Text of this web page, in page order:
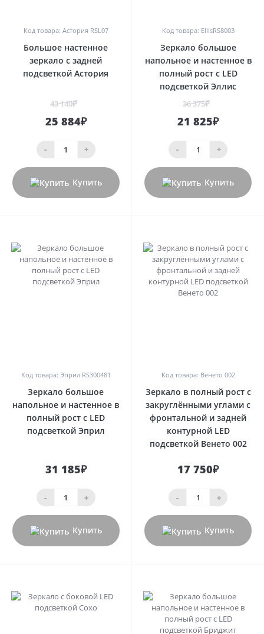
Код товара: Астория RSL07
Большое настенное
зеркало с задней
подсветкой Астория
43 140₽
25 884₽
- +
Купить
Код товара: EllisRS8003
Зеркало большое
напольное и настенное в
полный рост с LED
подсветкой Эллис
36 375₽
21 825₽
- +
Купить
Код товара: Эприл RS300481
Зеркало большое
напольное и настенное в
полный рост с LED
подсветкой Эприл
31 185₽
- +
Купить
Код товара: Венето 002
Зеркало в полный рост с
закруглёнными углами с
фронтальной и задней
контурной LED
подсветкой Венето 002
17 750₽
- +
Купить